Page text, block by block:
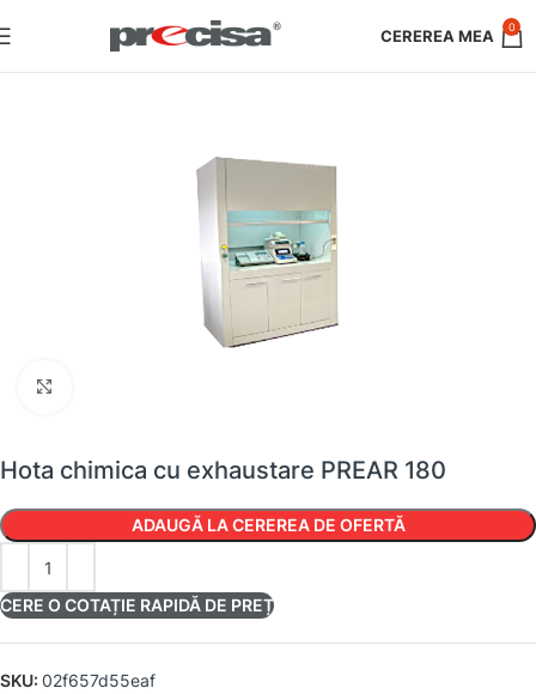
0
Hota chimica cu exhaustare PREAR 180
ADAUGĂ LA CEREREA DE OFERTĂ
CERE O COTAȚIE RAPIDĂ DE PREȚ
SKU: 02f657d55eaf